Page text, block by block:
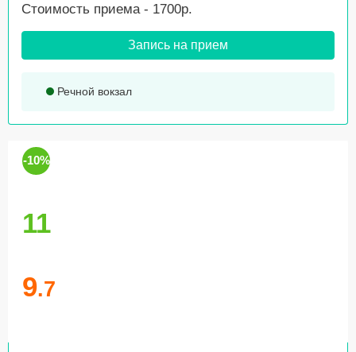
Стоимость приема - 1700р.
Запись на прием
Речной вокзал
-10%
11
9.7